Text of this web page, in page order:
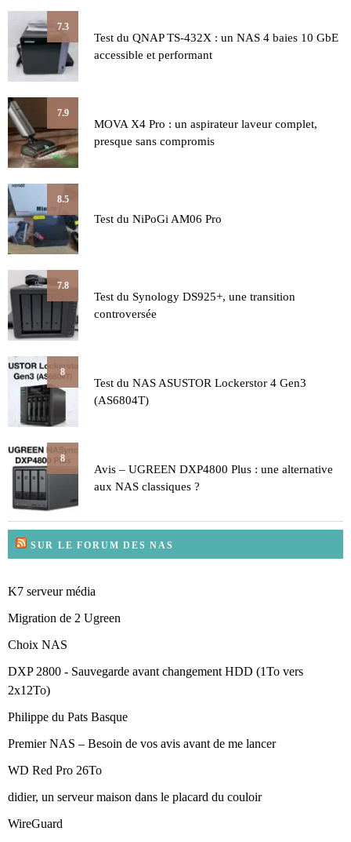
7.3
Test du QNAP TS-432X : un NAS 4 baies 10 GbE
accessible et performant
7.9
MOVA X4 Pro : un aspirateur laveur complet,
presque sans compromis
8.5
Test du NiPoGi AM06 Pro
7.8
Test du Synology DS925+, une transition
controversée
8
Test du NAS ASUSTOR Lockerstor 4 Gen3
(AS6804T)
8
Avis – UGREEN DXP4800 Plus : une alternative
aux NAS classiques ?
SUR LE FORUM DES NAS
K7 serveur média
Migration de 2 Ugreen
Choix NAS
DXP 2800 - Sauvegarde avant changement HDD (1To vers
2x12To)
Philippe du Pats Basque
Premier NAS – Besoin de vos avis avant de me lancer
WD Red Pro 26To
didier, un serveur maison dans le placard du couloir
WireGuard